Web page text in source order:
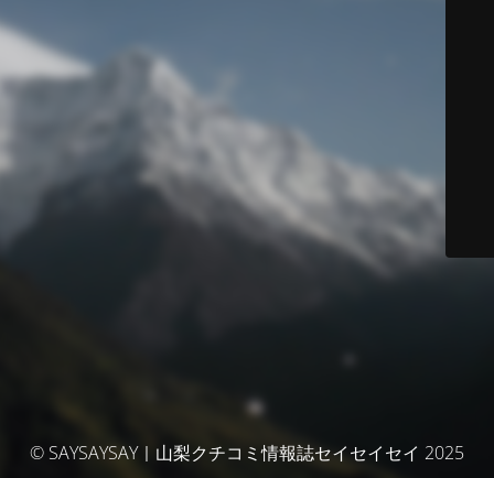
© SAYSAYSAY｜山梨クチコミ情報誌セイセイセイ 2025